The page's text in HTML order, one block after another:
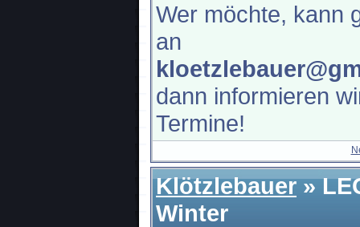
Wer möchte, kann
an
dann informieren
Termine!
Klötzlebauer»
Winter